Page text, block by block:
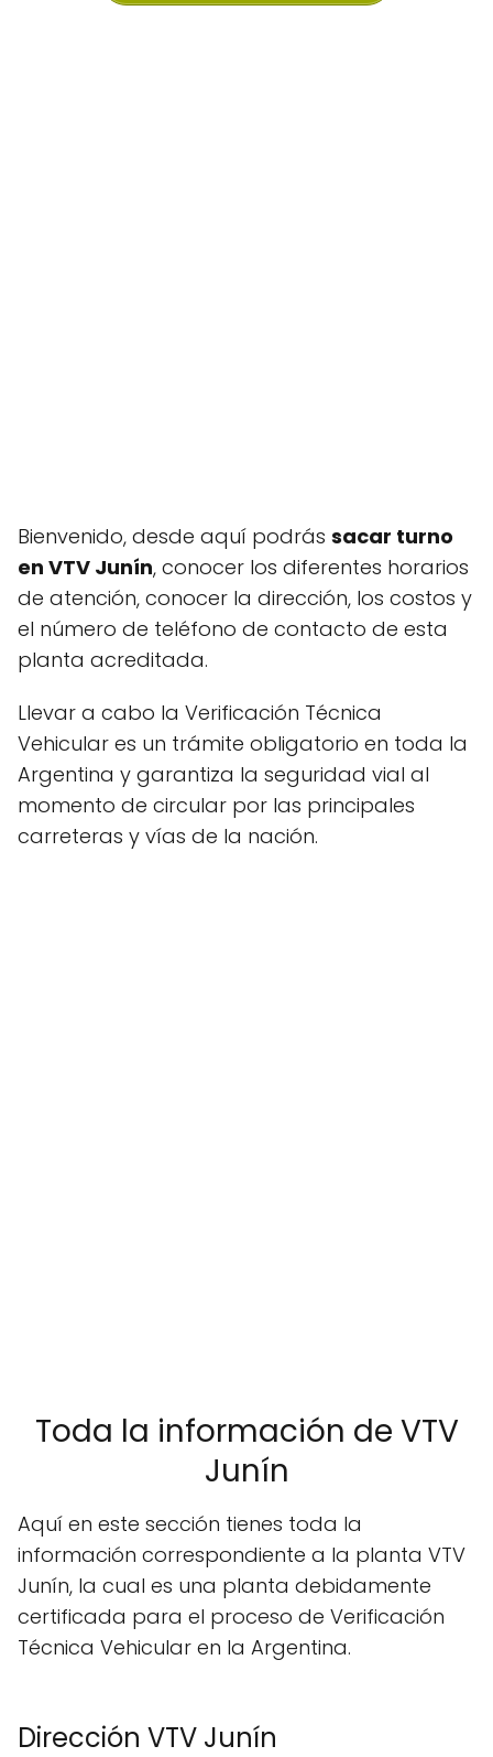
Bienvenido, desde aquí podrás sacar turno
en VTV Junín, conocer los diferentes horarios
de atención, conocer la dirección, los costos y
el número de teléfono de contacto de esta
planta acreditada.
Llevar a cabo la Verificación Técnica
Vehicular es un trámite obligatorio en toda la
Argentina y garantiza la seguridad vial al
momento de circular por las principales
carreteras y vías de la nación.
Toda la información de VTV
Junín
Aquí en este sección tienes toda la
información correspondiente a la planta VTV
Junín, la cual es una planta debidamente
certificada para el proceso de Verificación
Técnica Vehicular en la Argentina.
Dirección VTV Junín